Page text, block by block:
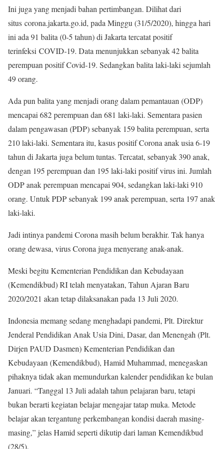
Ini juga yang menjadi bahan pertimbangan. Dilihat dari
situs corona.jakarta.go.id, pada Minggu (31/5/2020), hingga hari
ini ada 91 balita (0-5 tahun) di Jakarta tercatat positif
terinfeksi COVID-19. Data menunjukkan sebanyak 42 balita
perempuan positif Covid-19. Sedangkan balita laki-laki sejumlah
49 orang.
Ada pun balita yang menjadi orang dalam pemantauan (ODP)
mencapai 682 perempuan dan 681 laki-laki. Sementara pasien
dalam pengawasan (PDP) sebanyak 159 balita perempuan, serta
210 laki-laki. Sementara itu, kasus positif Corona anak usia 6-19
tahun di Jakarta juga belum tuntas. Tercatat, sebanyak 390 anak,
dengan 195 perempuan dan 195 laki-laki positif virus ini. Jumlah
ODP anak perempuan mencapai 904, sedangkan laki-laki 910
orang. Untuk PDP sebanyak 199 anak perempuan, serta 197 anak
laki-laki.
Jadi intinya pandemi Corona masih belum berakhir. Tak hanya
orang dewasa, virus Corona juga menyerang anak-anak.
Meski begitu Kementerian Pendidikan dan Kebudayaan
(Kemendikbud) RI telah menyatakan, Tahun Ajaran Baru
2020/2021 akan tetap dilaksanakan pada 13 Juli 2020.
Indonesia memang sedang menghadapi pandemi, Plt. Direktur
Jenderal Pendidikan Anak Usia Dini, Dasar, dan Menengah (Plt.
Dirjen PAUD Dasmen) Kementerian Pendidikan dan
Kebudayaan (Kemendikbud), Hamid Muhammad, menegaskan
pihaknya tidak akan memundurkan kalender pendidikan ke bulan
Januari. “Tanggal 13 Juli adalah tahun pelajaran baru, tetapi
bukan berarti kegiatan belajar mengajar tatap muka. Metode
belajar akan tergantung perkembangan kondisi daerah masing-
masing,” jelas Hamid seperti dikutip dari laman Kemendikbud
(28/5).